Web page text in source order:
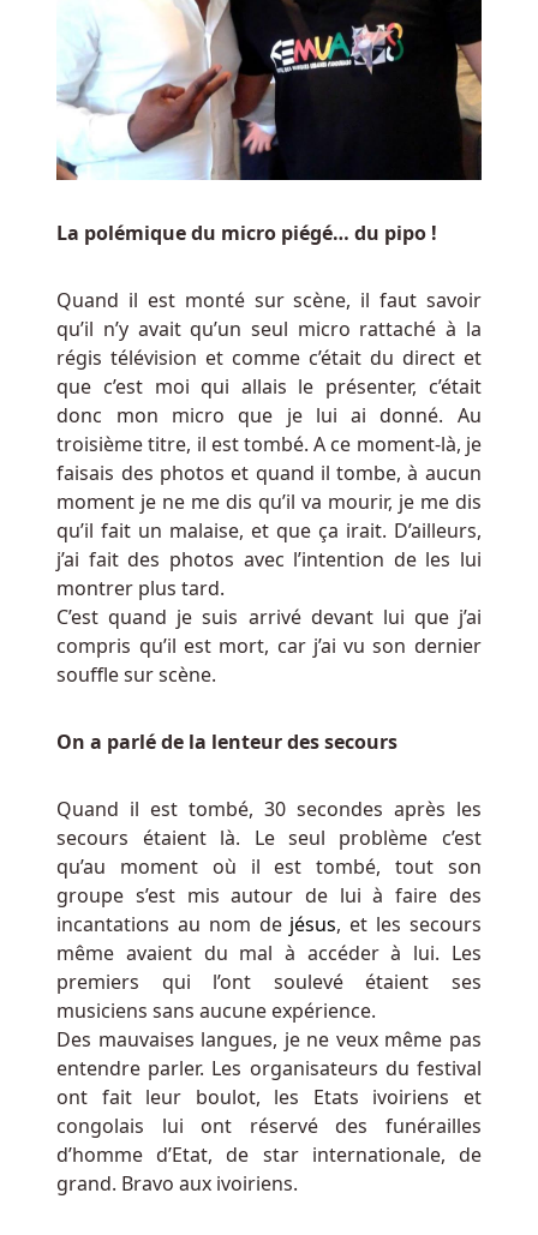
La polémique du micro piégé… du pipo !
Quand il est monté sur scène, il faut savoir
qu’il n’y avait qu’un seul micro rattaché à la
régis télévision et comme c’était du direct et
que c’est moi qui allais le présenter, c’était
donc mon micro que je lui ai donné. Au
troisième titre, il est tombé. A ce moment-là, je
faisais des photos et quand il tombe, à aucun
moment je ne me dis qu’il va mourir, je me dis
qu’il fait un malaise, et que ça irait. D’ailleurs,
j’ai fait des photos avec l’intention de les lui
montrer plus tard.
C’est quand je suis arrivé devant lui que j’ai
compris qu’il est mort, car j’ai vu son dernier
souffle sur scène.
On a parlé de la lenteur des secours
Quand il est tombé, 30 secondes après les
secours étaient là. Le seul problème c’est
qu’au moment où il est tombé, tout son
groupe s’est mis autour de lui à faire des
incantations au nom de jésus, et les secours
même avaient du mal à accéder à lui. Les
premiers qui l’ont soulevé étaient ses
musiciens sans aucune expérience.
Des mauvaises langues, je ne veux même pas
entendre parler. Les organisateurs du festival
ont fait leur boulot, les Etats ivoiriens et
congolais lui ont réservé des funérailles
d’homme d’Etat, de star internationale, de
grand. Bravo aux ivoiriens.